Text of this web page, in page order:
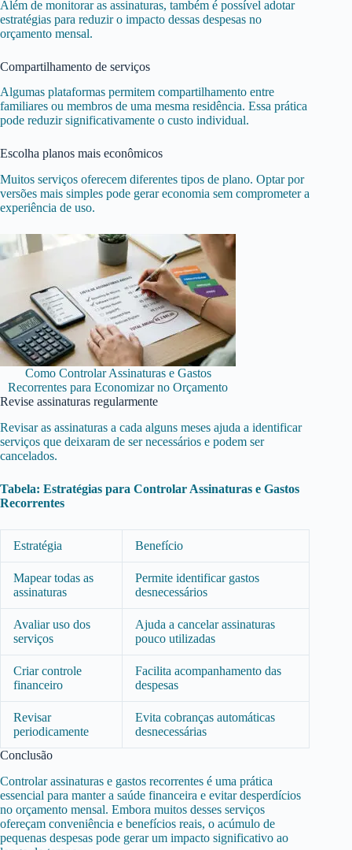
Além de monitorar as assinaturas, também é possível adotar
estratégias para reduzir o impacto dessas despesas no
orçamento mensal.
Compartilhamento de serviços
Algumas plataformas permitem compartilhamento entre
familiares ou membros de uma mesma residência. Essa prática
pode reduzir significativamente o custo individual.
Escolha planos mais econômicos
Muitos serviços oferecem diferentes tipos de plano. Optar por
versões mais simples pode gerar economia sem comprometer a
experiência de uso.
Como Controlar Assinaturas e Gastos
Recorrentes para Economizar no Orçamento
Revise assinaturas regularmente
Revisar as assinaturas a cada alguns meses ajuda a identificar
serviços que deixaram de ser necessários e podem ser
cancelados.
Tabela: Estratégias para Controlar Assinaturas e Gastos
Recorrentes
Estratégia Benefício
Mapear todas as
assinaturas
Permite identificar gastos
desnecessários
Avaliar uso dos
serviços
Ajuda a cancelar assinaturas
pouco utilizadas
Criar controle
financeiro
Facilita acompanhamento das
despesas
Revisar
periodicamente
Evita cobranças automáticas
desnecessárias
Conclusão
Controlar assinaturas e gastos recorrentes é uma prática
essencial para manter a saúde financeira e evitar desperdícios
no orçamento mensal. Embora muitos desses serviços
ofereçam conveniência e benefícios reais, o acúmulo de
pequenas despesas pode gerar um impacto significativo ao